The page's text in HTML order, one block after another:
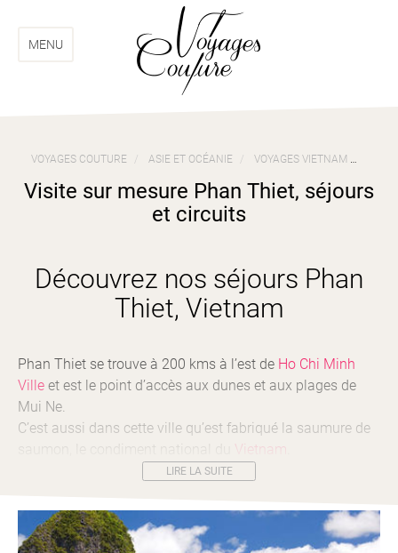
menu
contenuMENU
VOYAGES COUTURE ASIE ET OCÉANIE VOYAGES VIETNAM
Visite sur mesure Phan Thiet, séjours
et circuits
Découvrez nos séjours Phan
Thiet, Vietnam
Phan Thiet se trouve à 200 kms à l’est de Ho Chi Minh
Ville et est le point d’accès aux dunes et aux plages de
Mui Ne.
C’est aussi dans cette ville qu’est fabriqué la saumure de
Vietnam
LIRE LA SUITE